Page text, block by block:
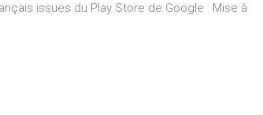
issues du Play Store de Google : Mise à